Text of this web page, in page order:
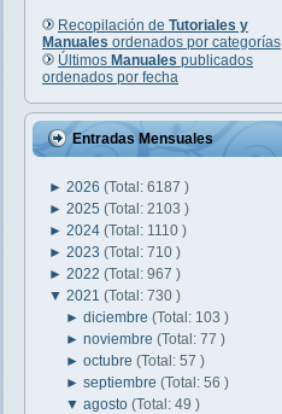
Recopilación de Tutoriales y
Manuales ordenados por categorías
Últimos Manuales publicados
ordenados por fecha
Entradas Mensuales
► 2026 (Total: 6187 )
► 2025 (Total: 2103 )
► 2024 (Total: 1110 )
► 2023 (Total: 710 )
► 2022 (Total: 967 )
▼ 2021 (Total: 730 )
►diciembre(Total: 103 )
►noviembre(Total: 77 )
►octubre(Total: 57 )
►septiembre(Total: 56 )
▼agosto(Total: 49 )